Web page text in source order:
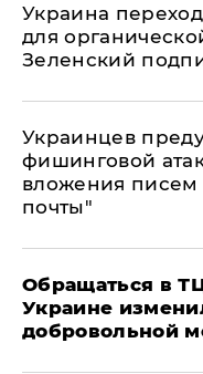
Украина
для
Зеленский
Украинцев
фишинговой
вложения писем
почты"
Обращаться в
Украине
добровольной